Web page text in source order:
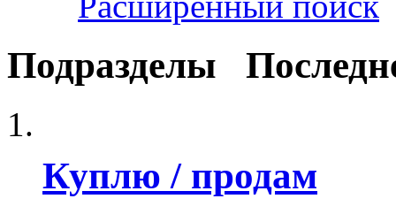
Подразделы
Куплю / продам